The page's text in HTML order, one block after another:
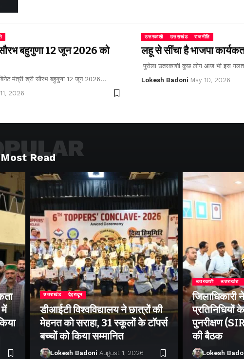
बहुगुणा 12 जून 2026 को
मंत्री श्री सौरभ बहुगुणा 12 जून 2026…
2026
उत्तरकाशी उत्तराखंड राजनीति
लहू से सींचा है भाजपा
पुरोला उतरकाशी कुछ लोग आज भी इस
Lokesh Badoni May 10, 2026
Most Read
उत्तराखंड देहरादून
डीआईटी विश्वविद्यालय ने छात्रों की
मेहनत को सराहा, 31 स्कूलों के टॉपर्स
बच्चों को किया सम्मानित
Lokesh Badoni August 1, 2026
उत्तरकाशी उत्तराखंड
जिलाधिकारी
प्रतिनिधियों
पुनरीक्षण
की बैठक
Lokesh